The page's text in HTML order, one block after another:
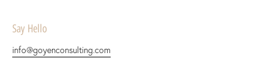
Say Hello
info@goyenconsulting.com